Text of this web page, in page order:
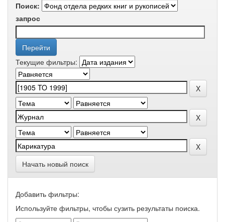
Поиск:
запрос
Текущие фильтры:
Начать новый поиск
Добавить фильтры:
Используйте фильтры, чтобы сузить результаты поиска.